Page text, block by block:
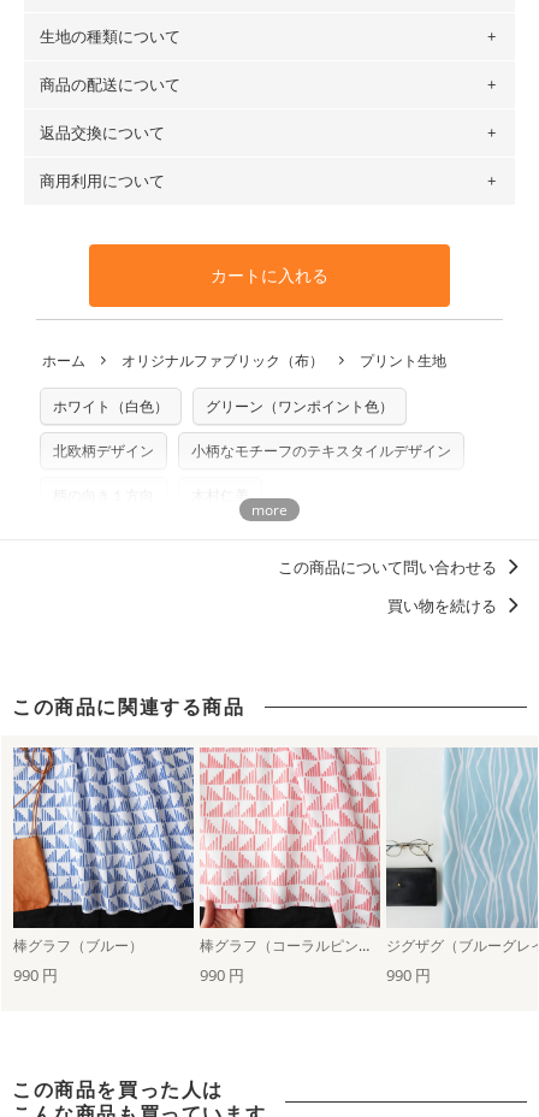
布の長さは50cm単位での販売になります。
場合 → 購入数量「7」
※カットを希望の方は備考欄に「50cmずつカット希望」など
ご記載ください（50cm単位でのカットのみ）
プリント布の仕様についてもっと詳しく見る
生地の種類について
・現在、すべてのデザインのプリントに使用している生地は
ットン（ダブルガーゼ）・100％コットン（ローン）・コッ
トンリネン（ビエラ織）・100％コットン（ツイル）・
100％コットン（キャンバス・11号帆布）です。
生地見本サンプル（無料）を購入する
商品の配送について
・ネコポスでの配送は、布は2mまで型紙は2個までとなりま
も送料の表示が600円となり宅急便での配送となります。
となります。
※万が一、検品時に不備が見つかった場合は、4～5営業日後
※土日祝は営業日に含まれません。
※配送日のご指定は承れません。出来上がり次第、順次発送
返品交換について
・布はご注文後に注文数量のみをプリントするため、
購入後
や用尺をお間違えのないようお願いします。思っていた色味
と違う、などの理由での返品は承れません。予めご了承くだ
商用利用について
利用いただけます。「nunocoto fabric使用」といった記載
も不要です。（製品化した際に起こる全ての問題、クレーム
いませんのでご了承ください）
※有料型紙（ホームソーイング型紙シリーズ）および柄がえ
らべるキットに付属された型紙は商用利用できませんのでご
注意ください。型紙自体の転用・販売および型紙を使用して
商用利用についての詳細はこちら
カートに入れる
ホーム オリジナルファブリック（布） プリント生地
ホワイト（白色） グリーン（ワンポイント色）
北欧柄デザイン 小柄なモチーフのテキスタイルデザイン
木村仁美
この商品について問い合わせる
買い物を続ける
この商品に関連する商品
棒グラフ（ブルー） 棒グラフ（コーラルピンク） ジグザグ（ブルーグレ
990 円 990 円 990 円
この商品を買った人は